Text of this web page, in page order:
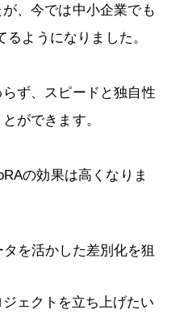
、今では中小企業でも
ようになりました。
ず、スピードと独自性
ができます。
の効果は高くなりま
を活かした差別化を狙
ェクトを立ち上げたい